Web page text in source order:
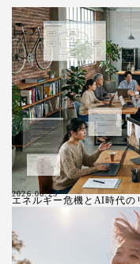
エネルギー危機とAI時代の
2026.06.25